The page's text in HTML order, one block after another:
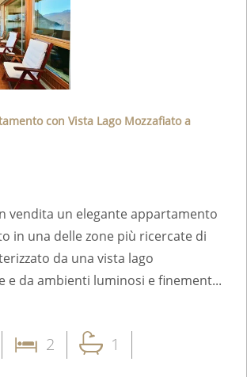
con Vista Lago Mozzafiato a
vendita un elegante appartamento
in una delle zone più ricercate di
da una vista lago
e da ambienti luminosi e finement...
2 1